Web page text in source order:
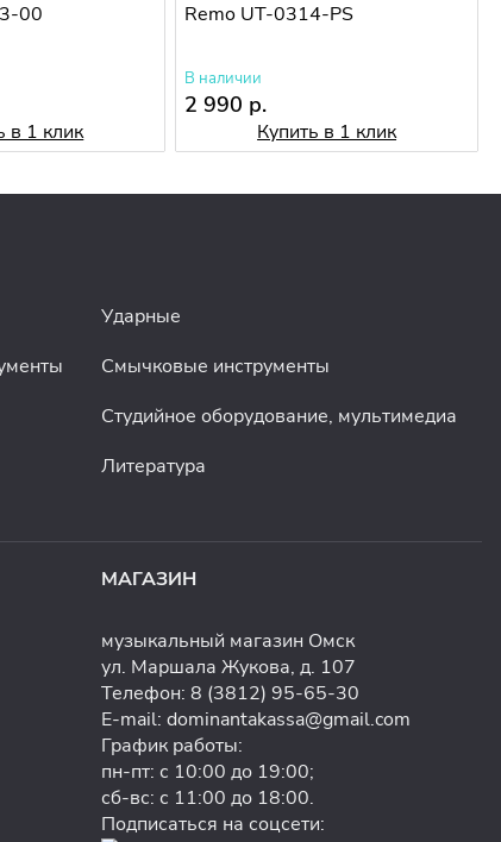
00
в 1 клик
Remo UT-0314-PS
В наличии
2 990 р.
Купить в 1 клик
Ударные
Смычковые инструменты
Студийное оборудование, мультимедиа
Литература
МАГАЗИН
музыкальный магазин Омск
ул. Маршала Жукова, д. 107
Телефон: 8 (3812) 95-65-30
E-mail: dominantakassa@gmail.com
График работы:
пн-пт: с 10:00 до 19:00;
сб-вс: с 11:00 до 18:00.
Подписаться на соцсети: